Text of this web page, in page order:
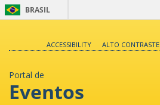
BRASIL
ACCESSIBILITY
ALTO CONTRASTE
Portal de
Eventos